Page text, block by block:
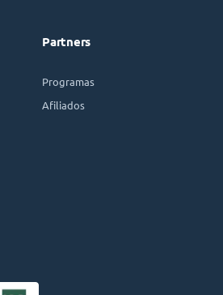
Partners
Programas
Afiliados